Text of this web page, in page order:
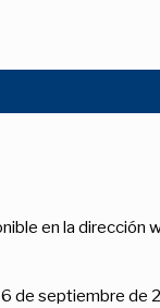
en la dirección
de septiembre de